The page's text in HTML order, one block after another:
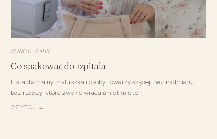
PORÓD · 4 MIN
Co spakować do szpitala
Lista dla mamy, maluszka i osoby towarzyszącej. Bez nadmiaru,
bez rzeczy, które zwykle wracają nietknięte.
CZYTAJ →